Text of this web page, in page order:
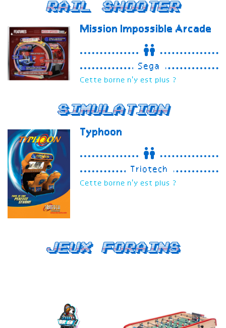
Rail Shooter
Mission Impossible Arcade
Sega
Cette borne n'y est plus ?
Simulation
Typhoon
Triotech
Cette borne n'y est plus ?
Jeux forains